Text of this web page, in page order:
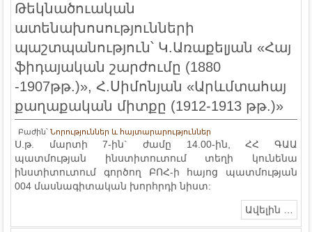
Թեկնածուական
ատենախոսությունների
պաշտպանություն՝ Կ.Առաքելյան «Հայ
ֆիդայական շարժումը (1880
-1907թթ.)», Հ.Սիմոնյան «Արևմտահայ
քաղաքական միտքը (1912-1913 թթ.)»
Բաժին՝ Նորություններ և հայտարարություններ
Ս.թ. մարտի 7-ին` ժամը 14.00-ին, ՀՀ ԳԱԱ
պատմության ինստիտուտում տեղի կունենա
ինստիտուտում գործող ԲՈՀ-ի հայոց պատմության
004 մասնագիտական խորհրդի նիստ:
Ավելին …